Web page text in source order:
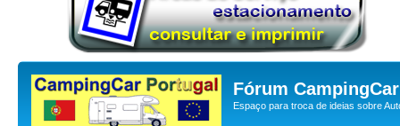
Fórum
Espaço para troca de ideias sobre